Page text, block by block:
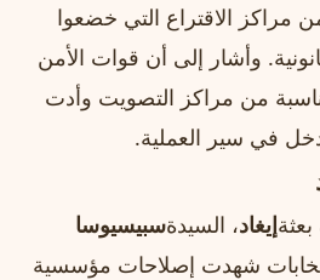
مراكز الاقتراع التي خضعوا
وأشار إلى أن قوات الأمن
من مراكز التصويت وأدت
في سير العملية.
إيغاد، السيدةسبيسيوسا
شهدت إصلاحات مؤسسية